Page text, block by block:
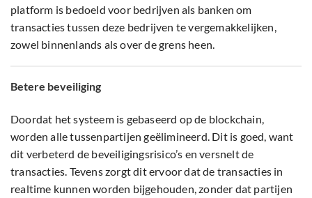
platform is bedoeld voor bedrijven als banken om
transacties tussen deze bedrijven te vergemakkelijken,
zowel binnenlands als over de grens heen.
Betere beveiliging
Doordat het systeem is gebaseerd op de blockchain,
worden alle tussenpartijen geëlimineerd. Dit is goed, want
dit verbeterd de beveiligingsrisico’s en versnelt de
transacties. Tevens zorgt dit ervoor dat de transacties in
realtime kunnen worden bijgehouden, zonder dat partijen